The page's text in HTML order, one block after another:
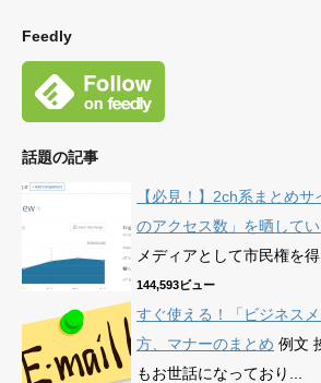
Feedly
話題の記事
【必見！】2ch系まとめ
のアクセス数」を晒してい
メディアとして市民権を
144,593ビュー
すぐ使える！「ビジネス
方、マナーのまとめ 例文
もお世話になっており...